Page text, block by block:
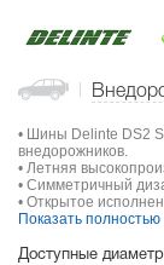
• Шины Delinte DS2
внедорожников.
• Летняя
• Симметричный
• Открытое
Показать полностью
Доступные